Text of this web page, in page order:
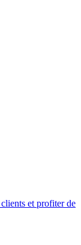
et profiter de